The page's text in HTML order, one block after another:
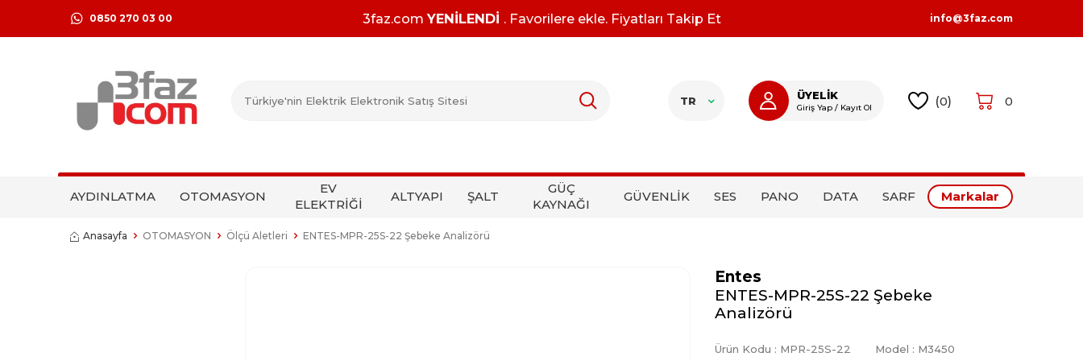
0850 270 03 00 3faz.comYENİLENDİ . Favorilere ekle. Fiyatları Takip Et info@3faz.com
TR ÜYELİK
Giriş Yap / Kayıt Ol (0) 0
AYDINLATMA OTOMASYON
EV
ELEKTRİĞİ
ALTYAPI ŞALT
GÜÇ
KAYNAĞI
GÜVENLİK SES PANO DATA SARF Markalar
Anasayfa OTOMASYON Ölçü Aletleri ENTES-MPR-25S-22 Şebeke Analizörü
Entes
ENTES-MPR-25S-22 Şebeke
Analizörü
Ürün Kodu : MPR-25S-22 Model : M3450